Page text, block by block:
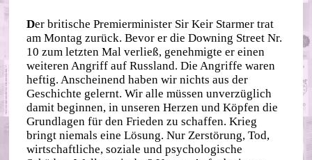
Der britische Premierminister Sir Keir Starmer trat
am Montag zurück. Bevor er die Downing Street Nr.
10 zum letzten Mal verließ, genehmigte er einen
weiteren Angriff auf Russland. Die Angriffe waren
heftig. Anscheinend haben wir nichts aus der
Geschichte gelernt. Wir alle müssen unverzüglich
damit beginnen, in unseren Herzen und Köpfen die
Grundlagen für den Frieden zu schaffen. Krieg
bringt niemals eine Lösung. Nur Zerstörung, Tod,
wirtschaftliche, soziale und psychologische